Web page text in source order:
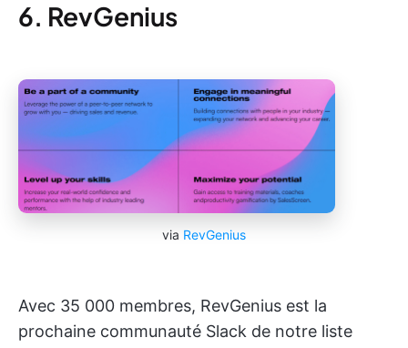
6. RevGenius
via RevGenius
Avec 35 000 membres, RevGenius est la
prochaine communauté Slack de notre liste